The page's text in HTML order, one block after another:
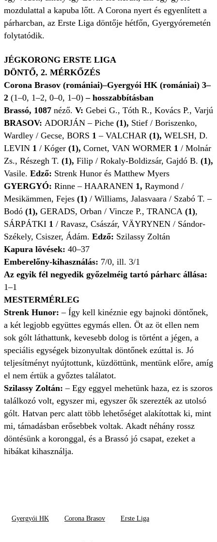
mozdulattal a kapuba lőtt. A Corona nyert és egyenlített a
párharcban, az Erste Liga döntője hétfőn, Gyergyóremetén
folytatódik.
JÉGKORONG ERSTE LIGA
DÖNTŐ, 2. MÉRKŐZÉS
Corona Brasov (romániai)–Gyergyói HK (romániai) 3–
2 (1–0, 1–2, 0–0, 1–0)– hosszabbításban
Brassó, 1087 néző. V: Gebei G., Tóth R., Kovács P., Varjú
BRASOV: ADORJÁN – Piche (1), Stief / Boriszenko,
Wardley / Gecse, BORS 1– VALCHAR (1), WELSH, D.
LEVIN 1 / Kóger (1), Cornet, VAN WORMER 1 / Molnár
Zs., Részegh T. (1), Filip / Rokaly-Boldizsár, Gajdó B. (1),
Vasile. Edző: Strenk Hunor és Matthew Myers
GYERGYÓ: Rinne – HAARANEN 1, Raymond /
Mesikämmen, Fejes (1) / Williams, Jalasvaara / Szabó T. –
Bodó (1), GERADS, Orban / Vincze P., TRANCA (1),
SÁRPÁTKI 1 / Ravasz, Császár, VÄYRYNEN / Sándor-
Székely, Csiszer, Ádám. Edző: Szilassy Zoltán
Kapura lövések: 40–37
Emberelőny-kihasználás: 7/0, ill. 3/1
Az egyik fél negyedik győzelméig tartó párharc állása:
1–1
MESTERMÉRLEG
Strenk Hunor: – Így kell kinéznie egy bajnoki döntőnek,
a két legjobb együttes egymás ellen. Öt az öt ellen nem
sok gólt láthattunk, kevesebb dolog is történt a jégen, a
speciális egységek bizonyultak döntőnek ezúttal is. Jó
teljesítményt nyújtottunk, küzdöttünk, mentünk előre, amíg
el nem értük a győztes találatot.
Szilassy Zoltán: – Egy eggyel mehetünk haza, ez is szoros
találkozó volt, egyszer mi, egyszer ők szerezték az utolsó
gólt. Hatvan perc alatt több lehetőséget alakítottak ki, mint
mi, támadásban erősebbek voltak. Akadt néhány rossz
döntésünk a koronggal, és a Brassó jó csapat, ezeket a
hibákat kihasználja.
Gyergyói HK Corona Brasov Erste Liga